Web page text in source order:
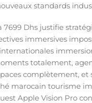
standards
7699 Dhs justifie
immersives
totalement,
complètement,
marocain tourisme
Apple Vision Pro